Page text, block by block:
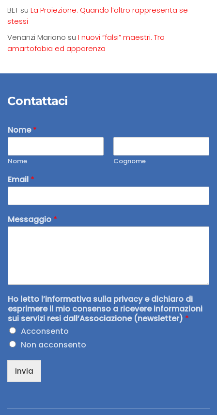
BET su La Proiezione. Quando l’altro rappresenta se
stessi
Venanzi Mariano su I nuovi “falsi” maestri. Tra
amartofobia ed apparenza
Contattaci
Nome*
Nome Cognome
Email *
Messaggio *
Ho letto l’informativa sulla privacy e dichiaro di
esprimere il mio consenso a ricevere informazioni
sui servizi resi dall’Associazione (newsletter) *
Acconsento
Non acconsento
Invia